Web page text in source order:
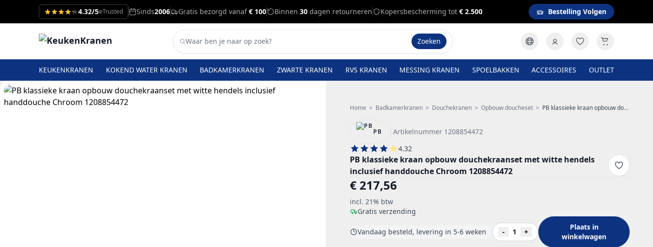
4.32/5eTrusted Sinds2006 Gratis bezorgd vanaf€ 100 Binnen 30 dagen retourneren Kopersbescherming tot € 2.500 Bestelling Volgen
Zoeken
KEUKENKRANEN KOKEND WATER KRANEN BADKAMERKRANEN ZWARTE KRANEN RVS KRANEN MESSING KRANEN SPOELBAKKEN ACCESSOIRES OUTLET
Home > Badkamerkranen > Douchekranen > Opbouw doucheset > PB klassieke kraan opbouw douchekraanset met witte hendels inclusief handdouche Chroom 1208854472
PB | Artikelnummer 1208854472
4.32
PB klassieke kraan opbouw douchekraanset met witte hendels
inclusief handdouche Chroom 1208854472
€ 217,56
incl. 21% btw
Gratis verzending
Vandaag besteld, levering in 5-6 weken - 1 +
Plaats in
winkelwagen